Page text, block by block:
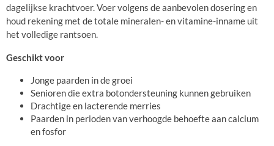
dagelijkse krachtvoer. Voer volgens de aanbevolen dosering en
houd rekening met de totale mineralen- en vitamine-inname uit
het volledige rantsoen.
Geschikt voor
Jonge paarden in de groei
Senioren die extra botondersteuning kunnen gebruiken
Drachtige en lacterende merries
Paarden in perioden van verhoogde behoefte aan calcium
en fosfor